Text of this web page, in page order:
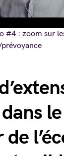
#4 : zoom sur